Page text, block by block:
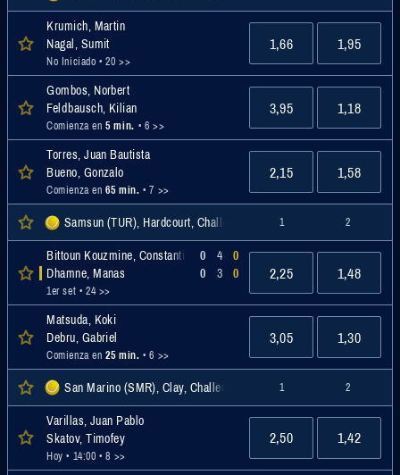
Krumich, Martin
Nagal, Sumit
No Iniciado • 20 >>
1,66 1,95
Gombos, Norbert
Feldbausch, Kilian
Comienza en 5 min. • 6 >>
3,95 1,18
Torres, Juan Bautista
Bueno, Gonzalo
Comienza en 65 min. • 7 >>
2,15 1,58
Samsun (TUR), Hardcourt, Challenger 1 2
Bittoun Kouzmine, Constantin
Dhamne, Manas
1er set • 24 >>
0
0
4
3
0
0
2,25 1,48
Matsuda, Koki
Debru, Gabriel
Comienza en 25 min. • 6 >>
3,05 1,30
San Marino (SMR), Clay, Challenger 1 2
Varillas, Juan Pablo
Skatov, Timofey
Hoy • 14:00 • 8 >>
2,50 1,42